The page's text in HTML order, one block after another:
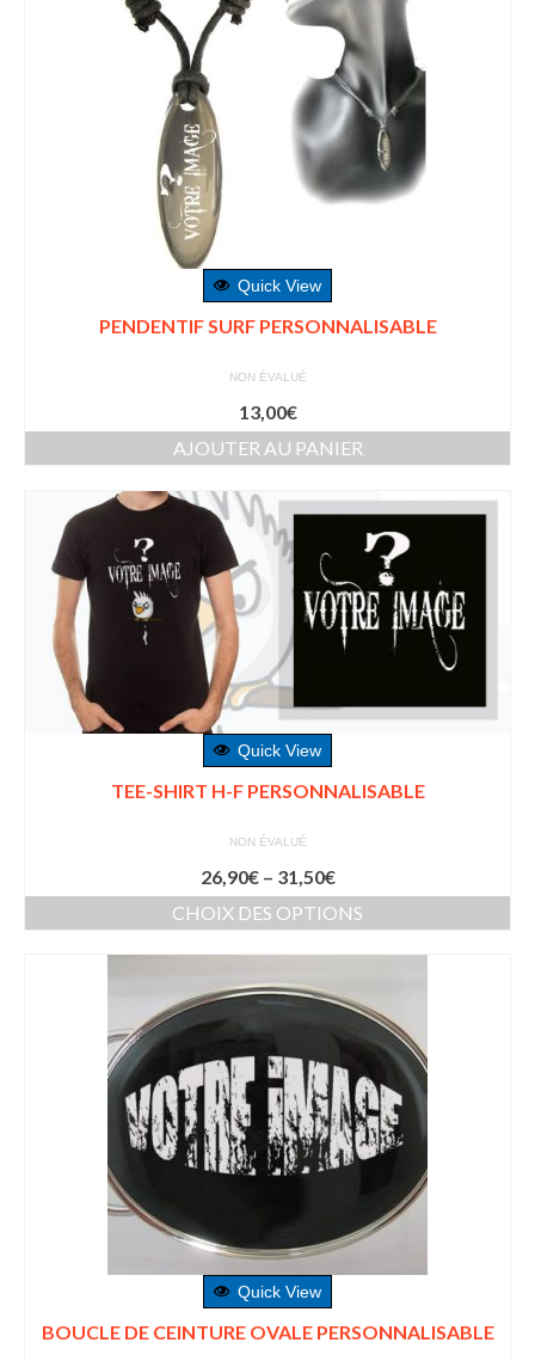
Quick View
PENDENTIF SURF PERSONNALISABLE
NON ÉVALUÉ
13,00€
AJOUTER AU PANIER
Quick View
TEE-SHIRT H-F PERSONNALISABLE
NON ÉVALUÉ
26,90€– 31,50€
CHOIX DES OPTIONS
Quick View
BOUCLE DE CEINTURE OVALE PERSONNALISABLE